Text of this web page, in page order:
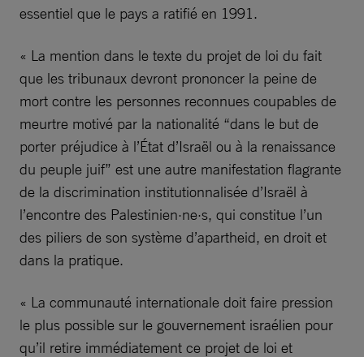
essentiel que le pays a ratifié en 1991.
« La mention dans le texte du projet de loi du fait
que les tribunaux devront prononcer la peine de
mort contre les personnes reconnues coupables de
meurtre motivé par la nationalité “dans le but de
porter préjudice à l’État d’Israël ou à la renaissance
du peuple juif” est une autre manifestation flagrante
de la discrimination institutionnalisée d’Israël à
l’encontre des Palestinien·ne·s, qui constitue l’un
des piliers de son système d’apartheid, en droit et
dans la pratique.
« La communauté internationale doit faire pression
le plus possible sur le gouvernement israélien pour
qu’il retire immédiatement ce projet de loi et